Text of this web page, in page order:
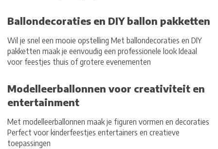
Ballondecoraties en DIY ballon pakketten
Wil je snel een mooie opstelling Met ballondecoraties en DIY
pakketten maak je eenvoudig een professionele look Ideaal
voor feestjes thuis of grotere evenementen
Modelleerballonnen voor creativiteit en
entertainment
Met modelleerballonnen maak je figuren vormen en decoraties
Perfect voor kinderfeestjes entertainers en creatieve
toepassingen